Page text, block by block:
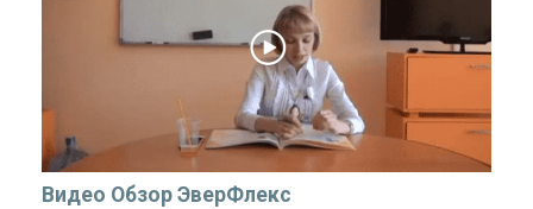
Видео Обзор ЭверФлекс